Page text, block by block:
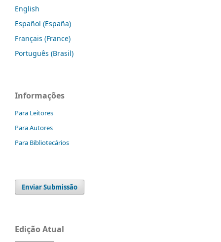
English
Español (España)
Français (France)
Português (Brasil)
Informações
Para Leitores
Para Autores
Para Bibliotecários
Enviar Submissão
Edição Atual